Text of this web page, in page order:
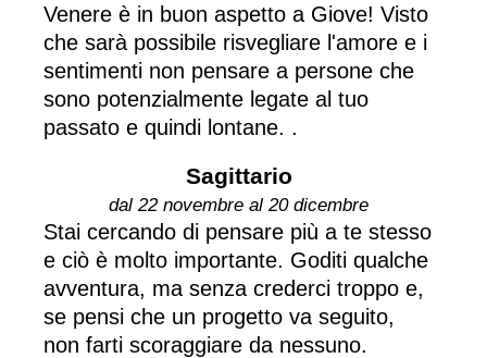
Venere è in buon aspetto a Giove! Visto
che sarà possibile risvegliare l'amore e i
sentimenti non pensare a persone che
sono potenzialmente legate al tuo
passato e quindi lontane. .
Sagittario
dal 22 novembre al 20 dicembre
Stai cercando di pensare più a te stesso
e ciò è molto importante. Goditi qualche
avventura, ma senza crederci troppo e,
se pensi che un progetto va seguito,
non farti scoraggiare da nessuno.